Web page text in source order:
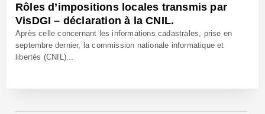
Rôles d’impositions locales transmis par
VisDGI – déclaration à la CNIL.
Après celle concernant les informations cadastrales, prise en
septembre dernier, la commission nationale informatique et
libertés (CNIL)...